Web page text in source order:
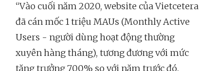
“Vào cuối năm 2020, website của Vietcetera
đã cán mốc 1 triệu MAUs (Monthly Active
Users - người dùng hoạt động thường
xuyên hàng tháng), tương đương với mức
tăng trưởng 700% so với năm trước đó.